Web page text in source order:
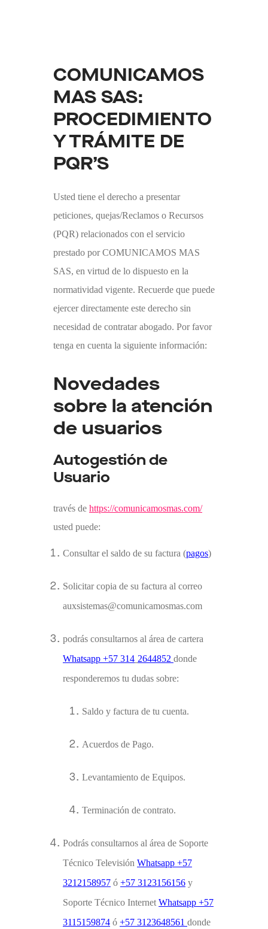
COMUNICAMOS
MAS SAS:
PROCEDIMIENTO
Y TRÁMITE DE
PQR’S
Usted tiene el derecho a presentar
peticiones, quejas/Reclamos o Recursos
(PQR) relacionados con el servicio
prestado por COMUNICAMOS MAS
SAS, en virtud de lo dispuesto en la
normatividad vigente. Recuerde que puede
ejercer directamente este derecho sin
necesidad de contratar abogado. Por favor
tenga en cuenta la siguiente información:
Novedades
sobre la atención
de usuarios
Autogestión de
Usuario
través de https://comunicamosmas.com/
usted puede:
Consultar el saldo de su factura (pagos)
Solicitar copia de su factura al correo
auxsistemas@comunicamosmas.com
podrás consultarnos al área de cartera
Whatsapp +57 314 2644852 donde
responderemos tu dudas sobre:
Saldo y factura de tu cuenta.
Acuerdos de Pago.
Levantamiento de Equipos.
Terminación de contrato.
Podrás consultarnos al área de Soporte
Técnico Televisión Whatsapp +57
3212158957 ó +57 31 23156156 y
Soporte Técnico Internet Whatsapp +57
3115159874 ó +57 3123648561 donde